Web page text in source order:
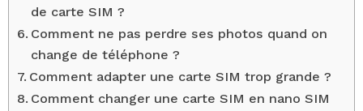
de carte SIM ?
Comment ne pas perdre ses photos quand on
change de téléphone ?
Comment adapter une carte SIM trop grande ?
Comment changer une carte SIM en nano SIM